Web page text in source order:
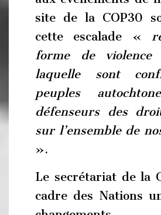
site de la COP30
cette escalade «
forme de violence
laquelle sont
peuples
défenseurs des
sur l’ensemble de
».
Le secrétariat de la
cadre des Nations